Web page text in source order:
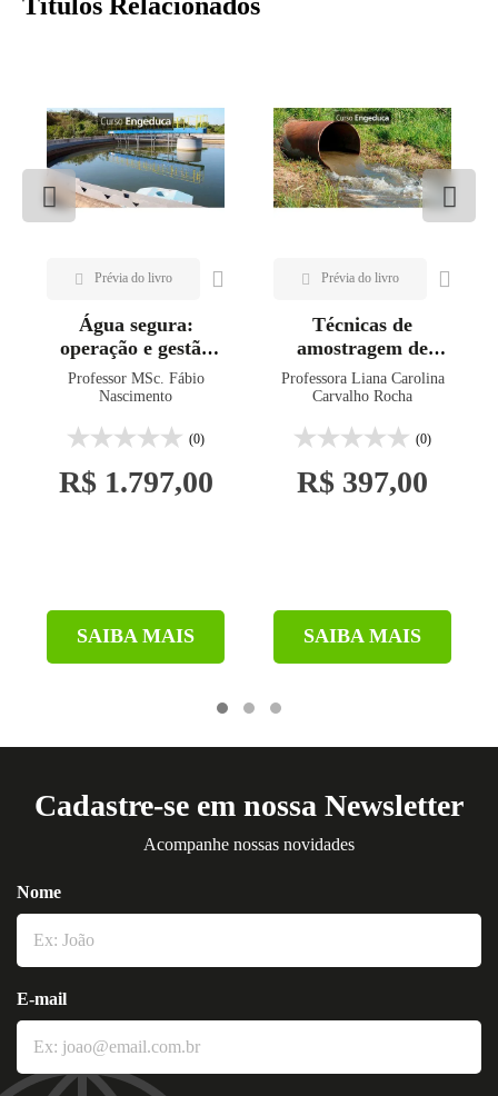
Água segura:
operação e gestão
de estação de
tratamento de água
Professor MSc. Fábio
Nascimento
(0)
R$ 1.797,00
SAIBA MAIS
Técnicas de
amostragem de
solos e água para
análise de
ambiental
Professora Liana Carolina
Carvalho Rocha
(0)
R$ 397,00
SAIBA MAIS
Cadastre-se em nossa Newsletter
Acompanhe nossas novidades
Nome
E-mail